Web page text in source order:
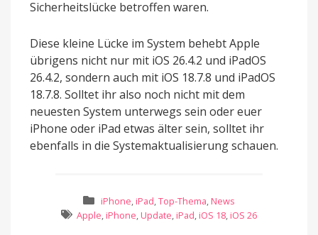
Sicherheitslücke betroffen waren.
Diese kleine Lücke im System behebt Apple
übrigens nicht nur mit iOS 26.4.2 und iPadOS
26.4.2, sondern auch mit iOS 18.7.8 und iPadOS
18.7.8. Solltet ihr also noch nicht mit dem
neuesten System unterwegs sein oder euer
iPhone oder iPad etwas älter sein, solltet ihr
ebenfalls in die Systemaktualisierung schauen.
iPhone, iPad,Top-Thema, News
Apple, iPhone, Update, iPad, iOS 18, iOS 26